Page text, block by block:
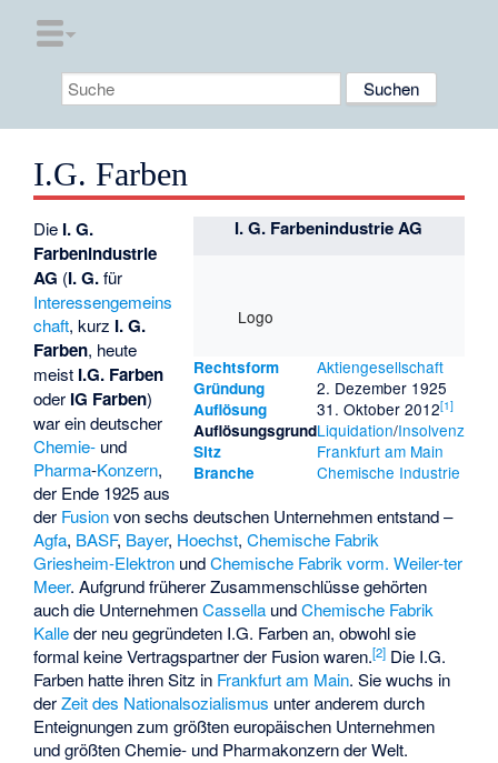
I.G. Farben
I. G. Farbenindustrie AG
Logo
Rechtsform Aktiengesellschaft
Gründung 2. Dezember 1925
Auflösung 31. Oktober 2012[1]
AuflösungsgrundLiquidation/Insolvenz
Sitz Frankfurt am Main
Branche Chemische Industrie
Die I. G.
Farbenindustrie
AG (I. G.für
Interessengemeins
chaft, kurz I. G.
Farben, heute
meist I.G. Farben
oder IG Farben)
war ein deutscher
Chemie- und
Pharma-Konzern,
der Ende 1925 aus
der Fusionvon sechs deutschen Unternehmen entstand –
Agfa, BASF, Bayer, Hoechst,Chemische Fabrik
Griesheim-Elektron undChemische Fabrik vorm. Weiler-ter
Meer. Aufgrund früherer Zusammenschlüsse gehörten
auch die UnternehmenCassella undChemische Fabrik
Kalleder neu gegründeten I.G. Farben an, obwohl sie
formal keine Vertragspartner der Fusion waren.[2] Die I.G.
Farben hatte ihren Sitz in Frankfurt am Main. Sie wuchs in
derZeit des Nationalsozialismus unter anderem durch
Enteignungen zum größten europäischen Unternehmen
und größten Chemie- und Pharmakonzern der Welt.